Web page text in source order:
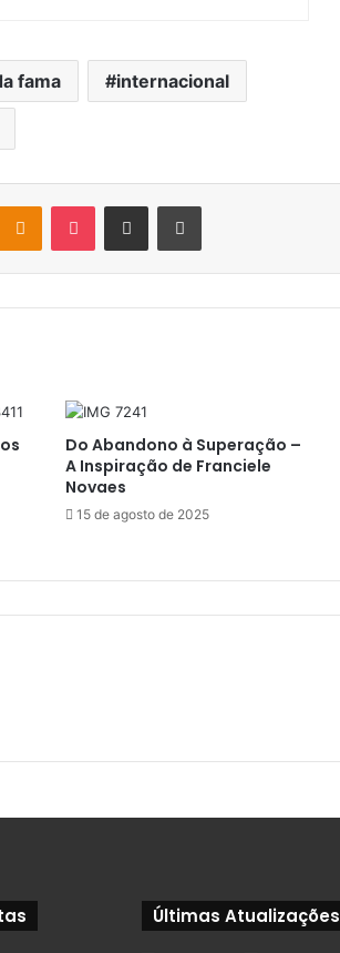
fama internacional
OK Pocket Compartilhar por e-mail Imprimir
Do Abandono à Superação –
A Inspiração de Franciele
Novaes
15 de agosto de 2025
Últimas Atualizações